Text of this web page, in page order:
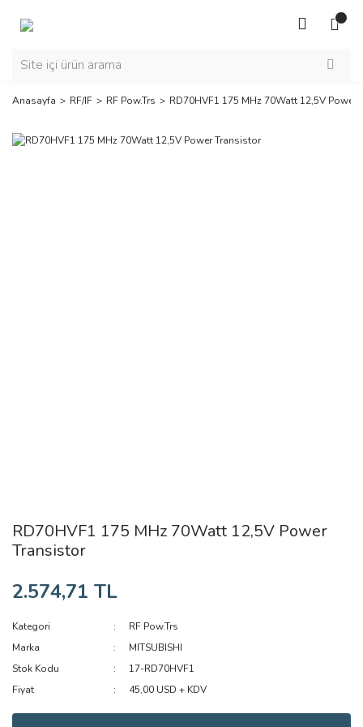
Anasayfa RF/IF RF Pow.Trs RD70HVF1 175 MHz 70Watt 12,5V Power
RD70HVF1 175 MHz 70Watt 12,5V Power
Transistor
2.574,71 TL
Kategori
RF Pow.Trs
Marka
MITSUBISHI
Stok Kodu
17-RD70HVF1
Fiyat
45,00 USD + KDV